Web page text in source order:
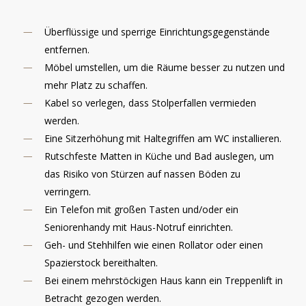
Überflüssige und sperrige Einrichtungsgegenstände
entfernen.
Möbel umstellen, um die Räume besser zu nutzen und
mehr Platz zu schaffen.
Kabel so verlegen, dass Stolperfallen vermieden
werden.
Eine Sitzerhöhung mit Haltegriffen am WC installieren.
Rutschfeste Matten in Küche und Bad auslegen, um
das Risiko von Stürzen auf nassen Böden zu
verringern.
Ein Telefon mit großen Tasten und/oder ein
Seniorenhandy mit Haus-Notruf einrichten.
Geh- und Stehhilfen wie einen Rollator oder einen
Spazierstock bereithalten.
Bei einem mehrstöckigen Haus kann ein Treppenlift in
Betracht gezogen werden.